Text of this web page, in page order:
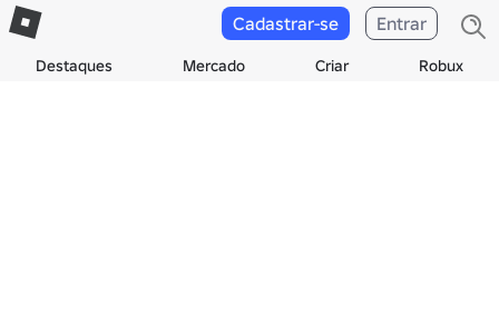
Destaques Mercado Criar Robux
Cadastrar-se Entrar